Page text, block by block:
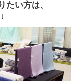
たい方は、